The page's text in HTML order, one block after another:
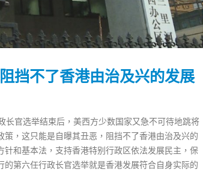
挡不了香港由治及兴的发展
官选举结束后，美西方少数国家又急不可待地跳将
，这只能是自曝其丑恶，阻挡不了香港由治及兴的
和基本法，支持香港特别行政区依法发展民主，保
第六任行政长官选举就是香港发展符合自身实际的